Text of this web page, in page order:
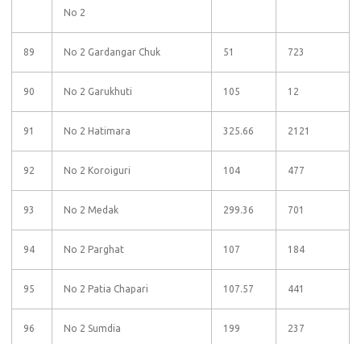
No 2
89 No 2 Gardangar Chuk 51 723
90 No 2 Garukhuti 105 12
91 No 2 Hatimara 325.66 2121
92 No 2 Koroiguri 104 477
93 No 2 Medak 299.36 701
94 No 2 Parghat 107 184
95 No 2 Patia Chapari 107.57 441
96 No 2 Sumdia 199 237